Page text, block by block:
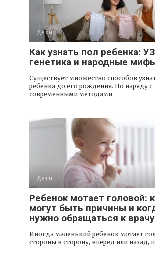
Дети
Как узнать пол ребенка:
генетика и народные
Существует множество способов
ребенка до его рождения. Но наряду с
современными методами
Дети
Ребенок мотает головой:
могут быть причины и
нужно обращаться к врачу
Иногда маленький ребенок мотает
стороны в сторону, вперед или назад,